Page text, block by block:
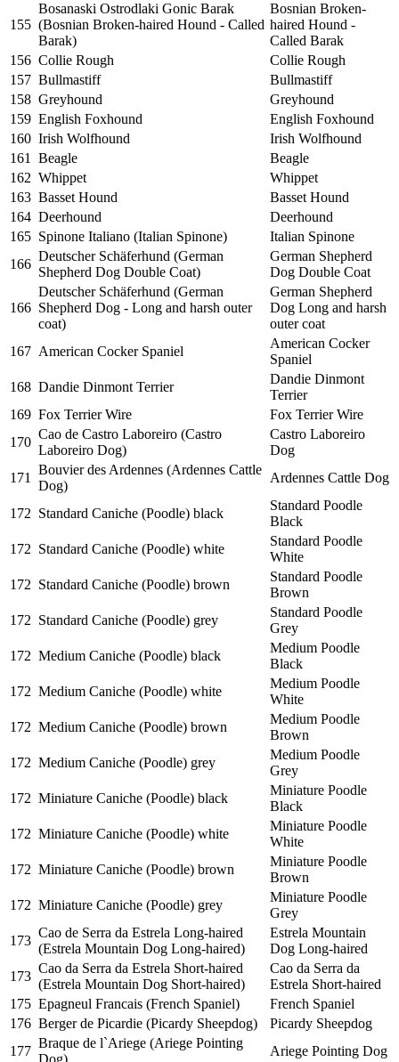
155
Bosanaski Ostrodlaki Gonic Barak
(Bosnian Broken-haired Hound - Called
Barak)
Bosnian Broken-
haired Hound -
Called Barak
156 Collie Rough
Collie Rough
157 Bullmastiff
Bullmastiff
158 Greyhound
Greyhound
159 English Foxhound
English Foxhound
160 Irish Wolfhound
Irish Wolfhound
161
Beagle
Beagle
162 Whippet
Whippet
163 Basset Hound
Basset Hound
164 Deerhound
Deerhound
165 Spinone Italiano (Italian Spinone)
Italian Spinone
166
Deutscher Schäferhund (German
Shepherd Dog Double Coat)
German Shepherd
Dog Double Coat
166
Deutscher Schäferhund (German
Shepherd Dog - Long and harsh outer
coat)
German Shepherd
Dog Long and harsh
outer coat
167 American Cocker Spaniel
American Cocker
Spaniel
168 Dandie Dinmont Terrier
Dandie Dinmont
Terrier
169 Fox Terrier Wire
Fox Terrier Wire
170
Cao de Castro Laboreiro (Castro
Laboreiro Dog)
Castro Laboreiro
Dog
171
Bouvier des Ardennes (Ardennes Cattle
Dog)
Ardennes Cattle Dog
172 Standard Caniche (Poodle) black
Standard Poodle
Black
172 Standard Caniche (Poodle) white
Standard Poodle
White
172 Standard Caniche (Poodle) brown
Standard Poodle
Brown
172 Standard Caniche (Poodle) grey
Standard Poodle
Grey
172 Medium Caniche (Poodle) black
Medium Poodle
Black
172 Medium Caniche (Poodle) white
Medium Poodle
White
172 Medium Caniche (Poodle) brown
Medium Poodle
Brown
172 Medium Caniche (Poodle) grey
Medium Poodle
Grey
172 Miniature Caniche (Poodle) black
Miniature Poodle
Black
172 Miniature Caniche (Poodle) white
Miniature Poodle
White
172 Miniature Caniche (Poodle) brown
Miniature Poodle
Brown
172 Miniature Caniche (Poodle) grey
Miniature Poodle
Grey
173
Cao de Serra da Estrela Long-haired
(Estrela Mountain Dog Long-haired)
Estrela Mountain
Dog Long-haired
173
Cao da Serra da Estrela Short-haired
(Estrela Mountain Dog Short-haired)
Cao da Serra da
Estrela Short-haired
175 Epagneul Francais (French Spaniel)
French Spaniel
176 Berger de Picardie (Picardy Sheepdog)
Picardy Sheepdog
177
Braque de l`Ariege (Ariege Pointing
Ariege Pointing Dog